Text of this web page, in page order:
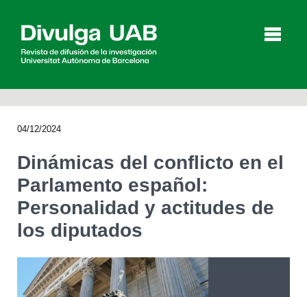
Agenda
English Català
BUSCAR
04/12/2024
Dinámicas del conflicto en el
Parlamento español:
Personalidad y actitudes de
los diputados